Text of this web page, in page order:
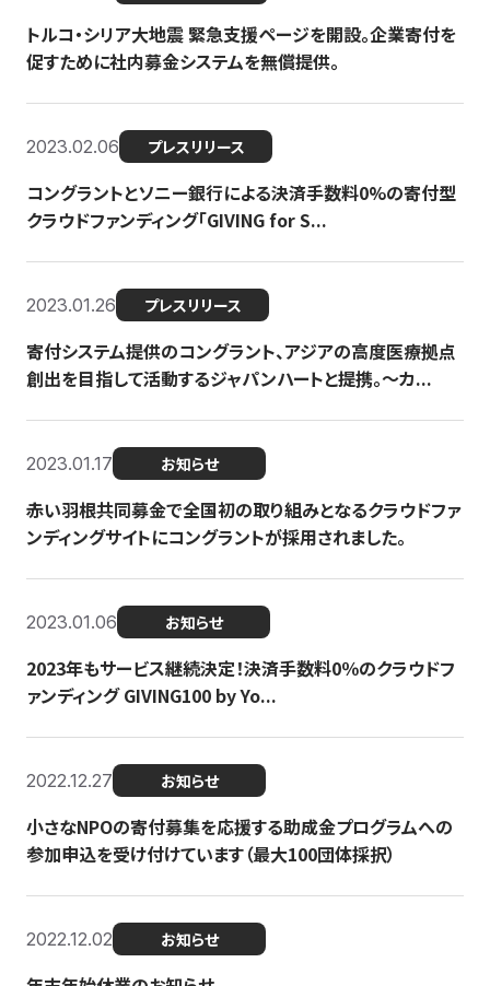
トルコ・シリア大地震 緊急支援ページを開設。企業寄付を
促すために社内募金システムを無償提供。
2023.02.06 プレスリリース
コングラントとソニー銀行による決済手数料0%の寄付型
クラウドファンディング「GIVING for S...
2023.01.26 プレスリリース
寄付システム提供のコングラント、アジアの高度医療拠点
創出を目指して活動するジャパンハートと提携。〜カ...
2023.01.17 お知らせ
赤い羽根共同募金で全国初の取り組みとなるクラウドファ
ンディングサイトにコングラントが採用されました。
2023.01.06 お知らせ
2023年もサービス継続決定！決済手数料0％のクラウドフ
ァンディング GIVING100 by Yo...
2022.12.27 お知らせ
小さなNPOの寄付募集を応援する助成金プログラムへの
参加申込を受け付けています（最大100団体採択）
2022.12.02 お知らせ